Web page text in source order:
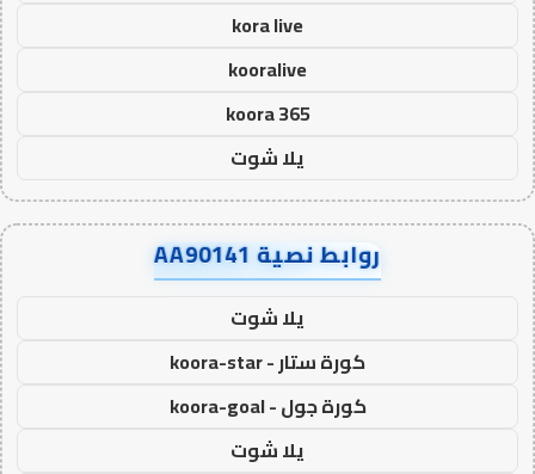
kora live
kooralive
koora 365
يلا شوت
روابط نصية AA90141
يلا شوت
كورة ستار - koora-star
كورة جول - koora-goal
يلا شوت